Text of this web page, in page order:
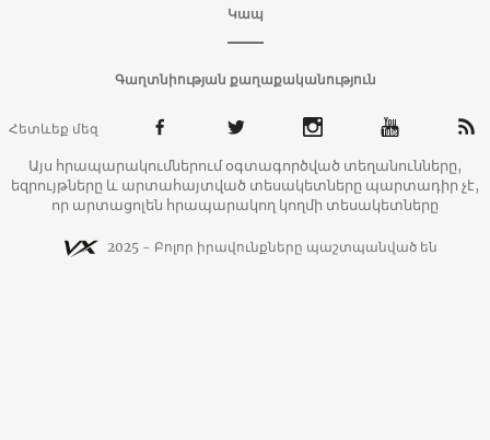
Կապ
Գաղտնիության քաղաքականություն
Հետևեք մեզ
Այս հրապարակումներում օգտագործված տեղանունները,
եզրույթները և արտահայտված տեսակետները պարտադիր չէ,
որ արտացոլեն հրապարակող կողմի տեսակետները
2025 - Բոլոր իրավունքները պաշտպանված են